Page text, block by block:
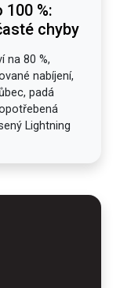
%:
chyby
na 80 %,
nabíjení,
padá
Lightning